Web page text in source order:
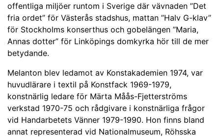
offentliga miljöer runtom i Sverige där vävnaden ”Det
fria ordet” för Västerås stadshus, mattan ”Halv G-klav”
för Stockholms konserthus och gobelängen ”Maria,
Annas dotter” för Linköpings domkyrka hör till de mer
betydande.
Melanton blev ledamot av Konstakademien 1974, var
huvudlärare i textil på Konstfack 1969-1979,
konstnärlig ledare för Märta Måås-Fjetterströms
verkstad 1970-75 och rådgivare i konstnärliga frågor
vid Handarbetets Vänner 1979-1990. Hon finns bland
annat representerad vid Nationalmuseum, Röhsska